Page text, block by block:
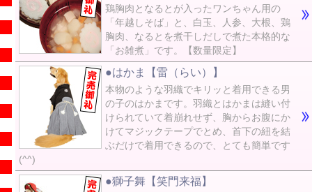
鶏胸肉となるとが入ったワンちゃん用の
「年越しそば」と、白玉、人参、大根、鶏
胸肉、なるとを煮干しだしで煮た本格的な
「お雑煮」です。【数量限定】
●はかま【雷（らい）】
本物のような羽織でキリッと着用できる男
の子のはかまです。羽織とはかまは縫い付
けられていて着崩れせず、胸からお腹にか
けてマジックテープでとめ、首下の紐を結
ぶだけで着用できるので、とても簡単です
(^^)
●獅子舞【笑門来福】